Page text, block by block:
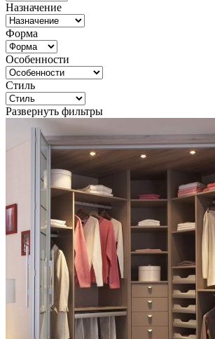
Назначение
Форма
Особенности
Стиль
Развернуть фильтры